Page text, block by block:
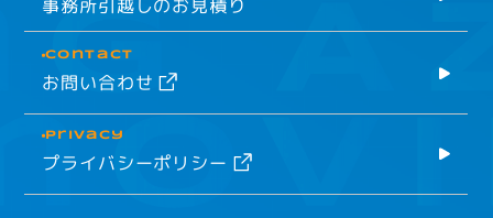
事務所引越しのお見積り
Contact
お問い合わせ
Privacy
プライバシーポリシー